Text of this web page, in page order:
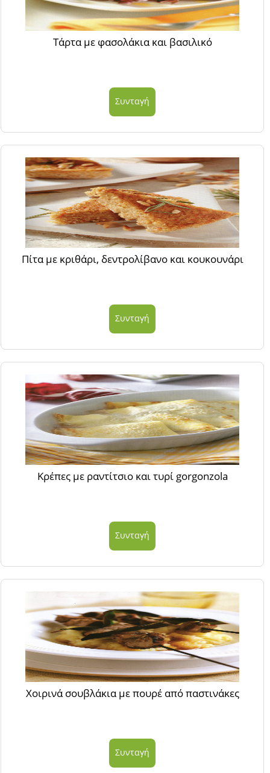
Τάρτα με φασολάκια και βασιλικό
Συνταγή
Πίτα με κριθάρι, δεντρολίβανο και κουκουνάρι
Συνταγή
Κρέπες με ραντίτσιο και τυρί gorgonzola
Συνταγή
Χοιρινά σουβλάκια με πουρέ από παστινάκες
Συνταγή